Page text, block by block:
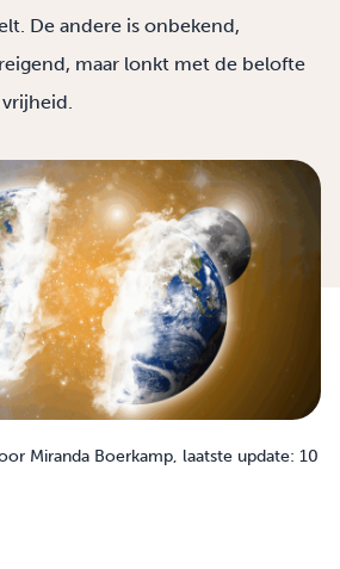
De andere is onbekend,
maar lonkt met de belofte
Miranda Boerkamp, laatste update: 10